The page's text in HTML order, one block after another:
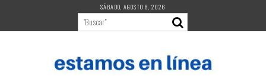
contenido
SÁBADO, AGOSTO 8, 2026